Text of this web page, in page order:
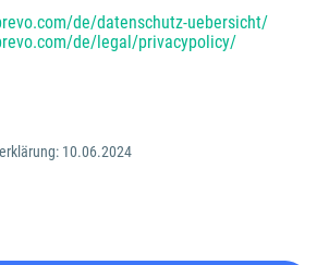
de/datenschutz-uebersicht/
de/legal/privacypolicy/
10.06.2024